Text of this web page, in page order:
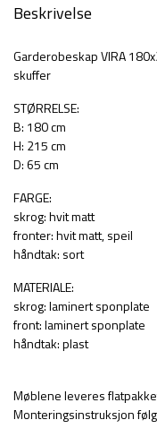
Beskrivelse
Garderobeskap VIRA
skuffer
STØRRELSE:
B: 180 cm
H: 215 cm
D: 65 cm
FARGE:
skrog: hvit matt
fronter: hvit matt, speil
håndtak: sort
MATERIALE:
skrog: laminert sponplate
front: laminert sponplate
håndtak: plast
Møblene leveres
Monteringsinstruksjon